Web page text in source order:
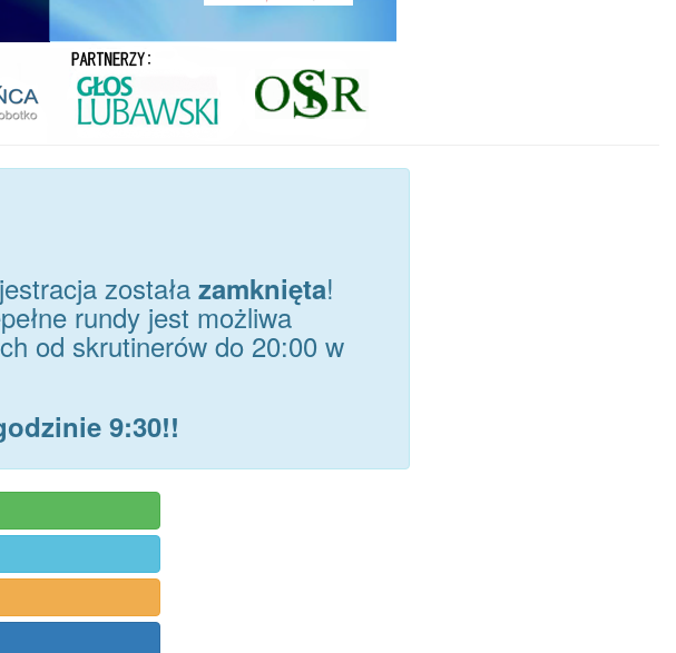
została zamknięta!
rundy jest możliwa
od skrutinerów do 20:00 w
9:30!!